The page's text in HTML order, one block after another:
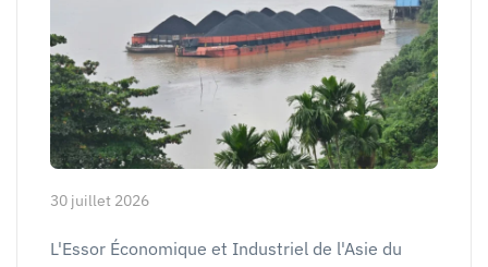
30 juillet 2026
L'Essor Économique et Industriel de l'Asie du